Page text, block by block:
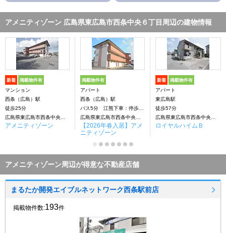
アメニティゾーン 広島県東広島市西条中央６丁目周辺の建物情報
新着 掲載物件有
マンション
西条（広島）駅
徒歩25分
アメニティゾーン
掲載物件有
アパート
西条（広島）駅
バス5分 江熊下車：停歩5分
【2026年春入居】アメ
ニティゾーン
新着 掲載物件有
アパート
東広島駅
徒歩57分
ロイヤルハイムＢ
アメニティゾーン周辺が得意な不動産店舗
まるたか開発エイブルネットワーク西条駅前店
掲載物件数:193件